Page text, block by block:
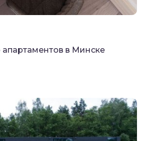
апартаментов в Минске